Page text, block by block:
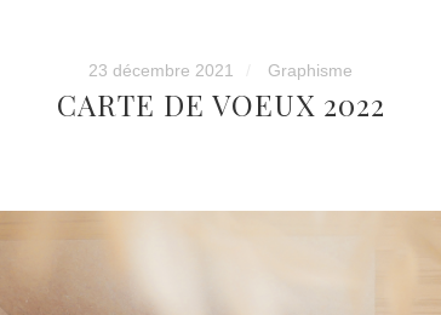
23 décembre 2021 Graphisme
CARTE DE VOEUX 2022